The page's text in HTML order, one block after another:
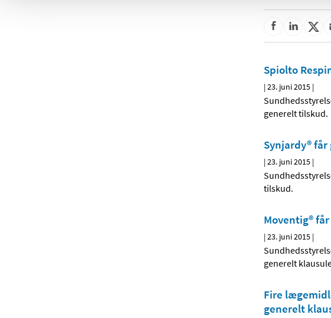
Spiolto
|23. juni 2015 |
generelt tilskud.
Synjardy®
|23. juni 2015 |
tilskud.
Moventig®
|23. juni 2015 |
generelt
Fire
generelt